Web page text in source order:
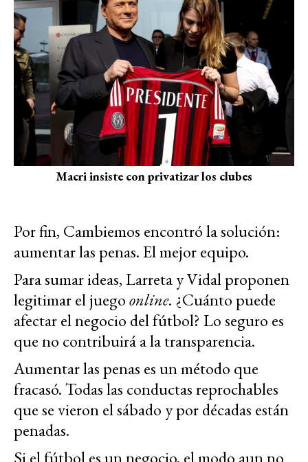
Macri insiste con privatizar los clubes
Por fin, Cambiemos encontró la solución:
aumentar las penas. El mejor equipo.
Para sumar ideas, Larreta y Vidal proponen
legitimar el juegoonline. ¿Cuánto puede
afectar el negocio del fútbol? Lo seguro es
que no contribuirá a la transparencia.
Aumentar las penas es un método que
fracasó. Todas las conductas reprochables
que se vieron el sábado y por décadas están
penadas.
Si el fútbol es un negocio, el modo aun no